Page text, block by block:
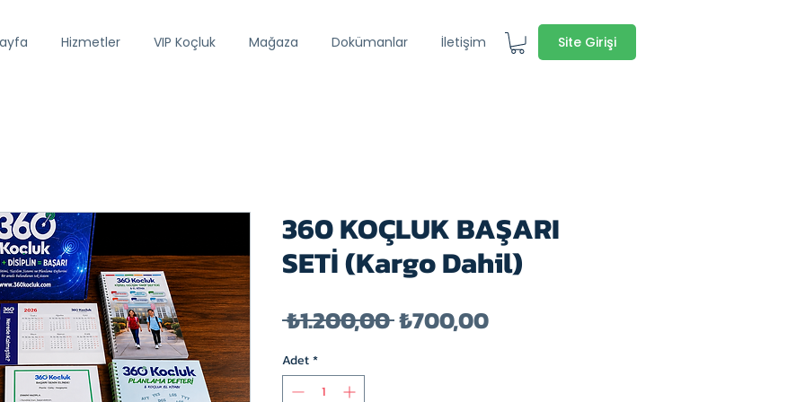
Hizmetler VIP Koçluk Mağaza Dokümanlar İletişim Site Girişi
360 KOÇLUK BAŞARI
SETİ (Kargo Dahil)
₺1.200,00 Normal
₺700,00İndirimli
Adet*